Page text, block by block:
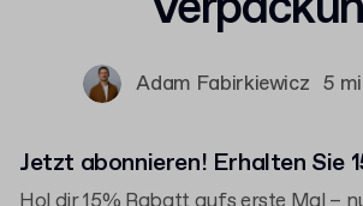
Adam Fabirkiewicz 5
Jetzt abonnieren! Erhalten Sie